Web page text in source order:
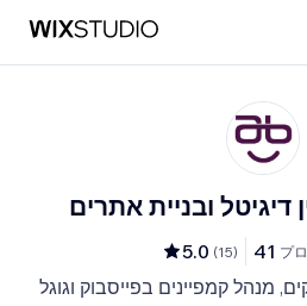
דיגיטל ובניית אתרים
5.0 (15) 41 プ
מנהל קמפיינים בפייסבוק וגוגל